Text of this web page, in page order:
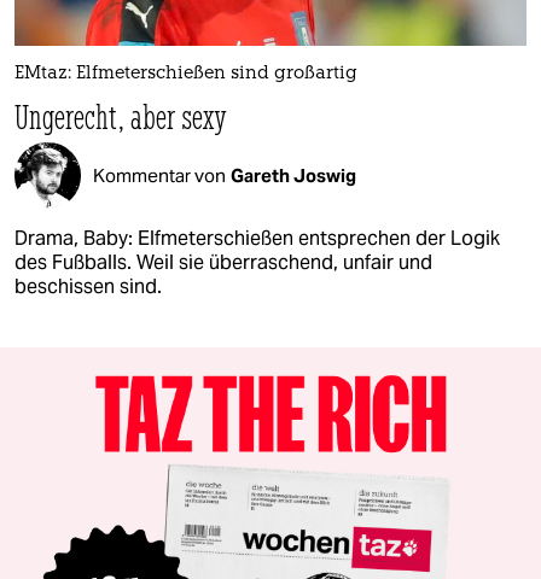
EMtaz: Elfmeterschießen sind großartig
Ungerecht, aber sexy
Kommentar von Gareth Joswig
Drama, Baby: Elfmeterschießen entsprechen der Logik
des Fußballs. Weil sie überraschend, unfair und
beschissen sind.